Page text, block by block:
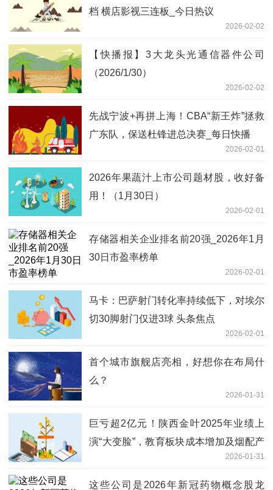
档 横店影视三连板_今日热议
2026-02-02
【快播报】3大龙头光通信器件公司
（2026/1/30）
2026-02-02
先战宁波+再拼上海！CBA“新王炸”拯救
广东队，保送杜锋进总决赛_每日快播
2026-02-01
2026年果蔬汁上市公司题材股，收好备
用！（1月30日）
2026-02-01
存储器相关企业排名前20强_2026年1月
30日市盈率榜单
2026-02-01
马卡：巴萨射门转化率持续低下，对埃尔
切30脚射门仅进3球 头条焦点
2026-02-01
首个城市旗舰店亮相，好想你在布局什
么？
2026-01-31
巨亏超2亿元！陕西金叶2025年业绩上
演“大变脸”，教育板块成本增加及烟配产
业竞争加剧致经营承压 今日热文2026-01-31
这些公司是2026年新冠药物概念股龙